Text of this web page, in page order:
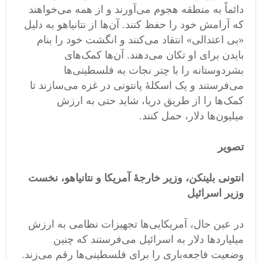
دائماً به منطقه هجوم می‌آورند و از همه می‌خواهند
که آرامش خود را حفظ کنند. آن‌ها از نتانیاهو به دلیل
«بی اعتدالی» انتقاد می‌کنند و انگشت خود را بنام
بایدن برای او تکان می‌دهند. آن‌ها کمک‌های
بشردوستانه را با چتر نجات به فلسطینی‌ها
می‌فرستند و یک اسکلۀ پانتونی در غزه می‌سازند تا
کمک‌ها را از طریق دریا، شاید حتی به ارزش
میلیون‌ها دلار، حمل کنند.
تصویر
انتونی بلینکن، وزیر خارجۀ آمریکا و نتانیاهو، نخست
وزیر اسرائیل
در عین حال، آمریکایی‌ها تجهیزات نظامی به ارزش
میلیاردها دلار به اسرائیل می‌فرستند که چنین
وضعیت فاجعه‌باری را برای فلسطینی‌ها رقم می‌زند.